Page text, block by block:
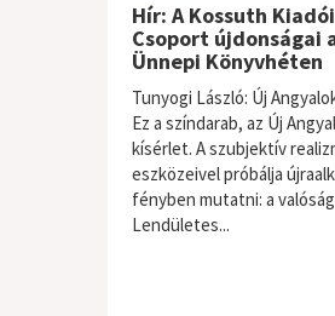
Hír: A Kossuth Kiadói
Csoport újdonságai
Ünnepi Könyvhéten
Tunyogi László: Új
Ez a színdarab, az Új
kísérlet. A szubjektív
eszközeivel próbálja
fényben mutatni: a
Lendületes...